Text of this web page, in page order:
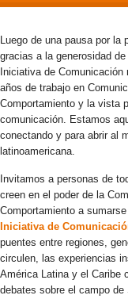
Luego de una pausa por la
gracias a la generosidad
Iniciativa de
años de trabajo en
Comportamiento y la vista
comunicación. Estamos
conectando y para abrir al
latinoamericana.
Invitamos a personas de
creen en el poder de la
Comportamiento a
Iniciativa de
puentes entre regiones,
circulen, las experiencias
América Latina y el Caribe
debates sobre el campo